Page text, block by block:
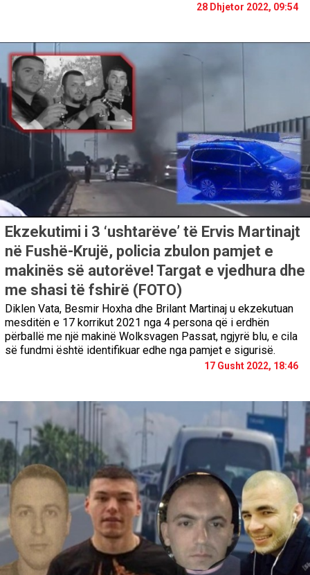
28 Dhjetor 2022, 09:54
Ekzekutimi i 3 ‘ushtarëve’ të Ervis Martinajt
në Fushë-Krujë, policia zbulon pamjet e
makinës së autorëve! Targat e vjedhura dhe
me shasi të fshirë (FOTO)
Diklen Vata, Besmir Hoxha dhe Brilant Martinaj u ekzekutuan
mesditën e 17 korrikut 2021 nga 4 persona që i erdhën
përballë me një makinë Wolksvagen Passat, ngjyrë blu, e cila
së fundmi është identifikuar edhe nga pamjet e sigurisë.
17 Gusht 2022, 18:46